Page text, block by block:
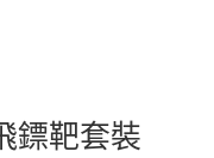
鏢靶套裝